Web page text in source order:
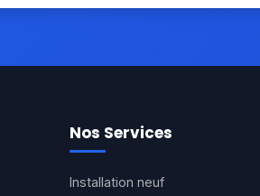
Nos Services
Installation neuf